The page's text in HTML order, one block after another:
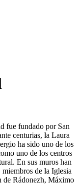
fue fundado por San
centurias, la Laura
ha sido uno de los
uno de los centros
En sus muros han
de la Iglesia
de Rádonezh, Máximo